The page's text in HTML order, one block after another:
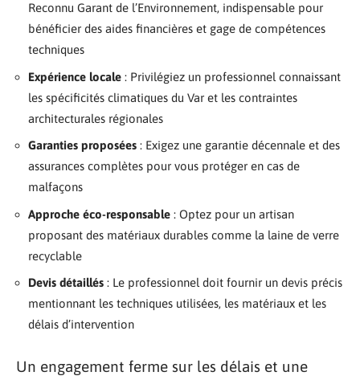
Reconnu Garant de l’Environnement, indispensable pour
bénéficier des aides financières et gage de compétences
techniques
Expérience locale : Privilégiez un professionnel connaissant
les spécificités climatiques du Var et les contraintes
architecturales régionales
Garanties proposées : Exigez une garantie décennale et des
assurances complètes pour vous protéger en cas de
malfaçons
Approche éco-responsable : Optez pour un artisan
proposant des matériaux durables comme la laine de verre
recyclable
Devis détaillés : Le professionnel doit fournir un devis précis
mentionnant les techniques utilisées, les matériaux et les
délais d’intervention
Un engagement ferme sur les délais et une